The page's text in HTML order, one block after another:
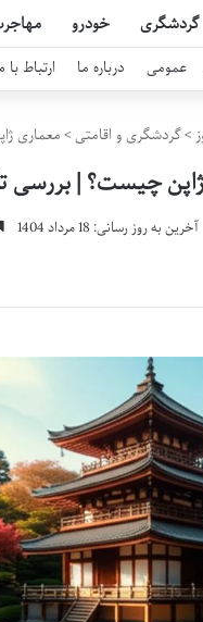
گردشگری خودرو
عمومی درباره ما ارتباط با
>گردشگری و اقامتی>معماری
چیست؟ | بررسی
آخرین به روز رسانی: 18 مرداد 1404